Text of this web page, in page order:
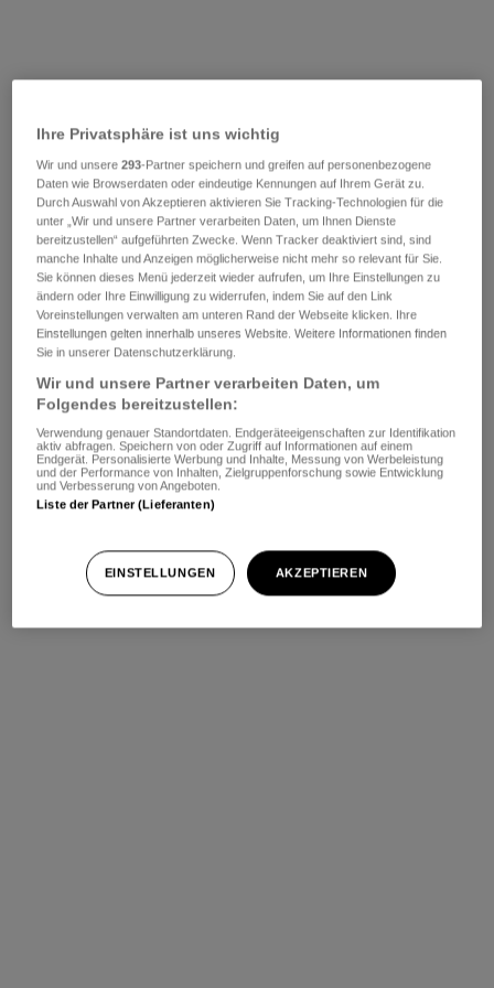
Ihre Privatsphäre ist uns wichtig
Wir und unsere293-Partner speichern und greifen auf personenbezogene
Daten wie Browserdaten oder eindeutige Kennungen auf Ihrem Gerät zu.
Durch Auswahl von Akzeptieren aktivieren Sie Tracking-Technologien für die
unter „Wir und unsere Partner verarbeiten Daten, um Ihnen Dienste
bereitzustellen“ aufgeführten Zwecke. Wenn Tracker deaktiviert sind, sind
manche Inhalte und Anzeigen möglicherweise nicht mehr so relevant für Sie.
Sie können dieses Menü jederzeit wieder aufrufen, um Ihre Einstellungen zu
ändern oder Ihre Einwilligung zu widerrufen, indem Sie auf den Link
Voreinstellungen verwalten am unteren Rand der Webseite klicken. Ihre
Einstellungen gelten innerhalb unseres Website. Weitere Informationen finden
Sie in unserer Datenschutzerklärung.
Wir und unsere Partner verarbeiten Daten, um
Folgendes bereitzustellen:
Verwendung genauer Standortdaten. Endgeräteeigenschaften zur Identifikation
aktiv abfragen. Speichern von oder Zugriff auf Informationen auf einem
Endgerät. Personalisierte Werbung und Inhalte, Messung von Werbeleistung
und der Performance von Inhalten, Zielgruppenforschung sowie Entwicklung
und Verbesserung von Angeboten.
Liste der Partner (Lieferanten)
EINSTELLUNGEN AKZEPTIEREN